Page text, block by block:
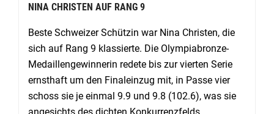
NINA CHRISTEN AUF RANG 9
Beste Schweizer Schützin war Nina Christen, die
sich auf Rang 9 klassierte. Die Olympiabronze-
Medaillengewinnerin redete bis zur vierten Serie
ernsthaft um den Finaleinzug mit, in Passe vier
schoss sie je einmal 9.9 und 9.8 (102.6), was sie